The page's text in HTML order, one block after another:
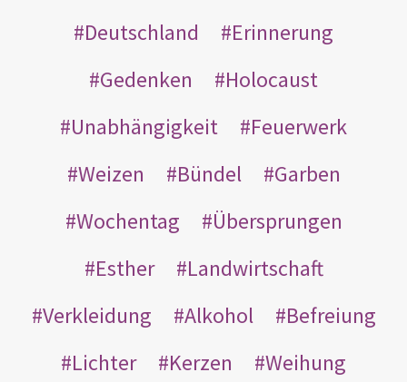
Deutschland
Erinnerung
Gedenken
Holocaust
Unabhängigkeit
Feuerwerk
Weizen
Bündel
Garben
Wochentag
Übersprungen
Esther
Landwirtschaft
Verkleidung
Alkohol
Befreiung
Lichter
Kerzen
Weihung